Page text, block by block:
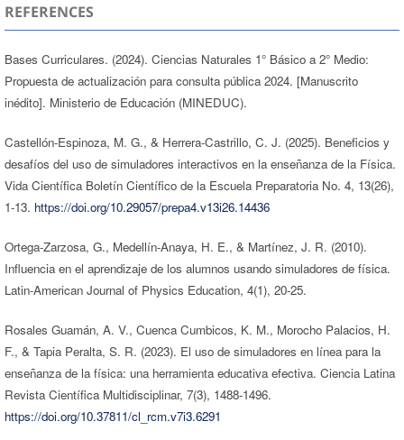
REFERENCES
Bases Curriculares. (2024). Ciencias Naturales 1° Básico a 2° Medio:
Propuesta de actualización para consulta pública 2024. [Manuscrito
inédito]. Ministerio de Educación (MINEDUC).
Castellón-Espinoza, M. G., & Herrera-Castrillo, C. J. (2025). Beneficios y
desafíos del uso de simuladores interactivos en la enseñanza de la Física.
Vida Científica Boletín Científico de la Escuela Preparatoria No. 4, 13(26),
1-13. https://doi.org/10.29057/prepa4.v13i26.14436
Ortega-Zarzosa, G., Medellín-Anaya, H. E., & Martínez, J. R. (2010).
Influencia en el aprendizaje de los alumnos usando simuladores de física.
Latin-American Journal of Physics Education, 4(1), 20-25.
Rosales Guamán, A. V., Cuenca Cumbicos, K. M., Morocho Palacios, H.
F., & Tapia Peralta, S. R. (2023). El uso de simuladores en línea para la
enseñanza de la física: una herramienta educativa efectiva. Ciencia Latina
Revista Científica Multidisciplinar, 7(3), 1488-1496.
https://doi.org/10.37811/cl_rcm.v7i3.6291